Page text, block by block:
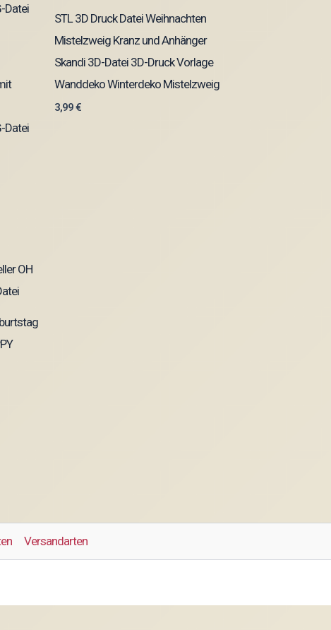
Datei
STL 3D Druck Datei Weihnachten
Mistelzweig Kranz und Anhänger
Skandi 3D-Datei 3D-Druck Vorlage
Wanddeko Winterdeko Mistelzweig
3,99€
Versandarten